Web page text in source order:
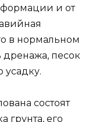
и от
в нормальном
дренажа, песок
состоят
грунта, его